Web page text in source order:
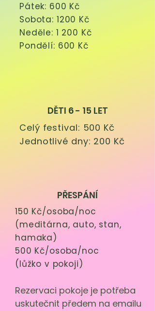
Pátek: 600 Kč
Sobota: 1200 Kč
Neděle: 1 200 Kč
Pondělí: 600 Kč
DĚTI 6 - 15 LET
Celý festival: 500 Kč
Jednotlivé dny: 200 Kč
PŘESPÁNÍ
150 Kč/osoba/noc
(meditárna, auto, stan,
hamaka)
500 Kč/osoba/noc
(lůžko v pokoji)
Rezervaci pokoje je potřeba
uskutečnit předem na emailu